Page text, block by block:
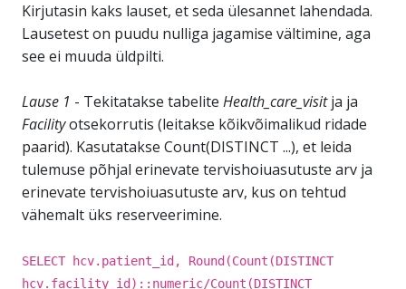
Kirjutasin kaks lauset, et seda ülesannet lahendada.
Lausetest on puudu nulliga jagamise vältimine, aga
see ei muuda üldpilti.
Lause 1 - Tekitatakse tabelite Health_care_visitja ja
Facilityotsekorrutis (leitakse kõikvõimalikud ridade
paarid). Kasutatakse Count(DISTINCT ...), et leida
tulemuse põhjal erinevate tervishoiuasutuste arv ja
erinevate tervishoiuasutuste arv, kus on tehtud
vähemalt üks reserveerimine.
SELECT hcv.patient_id, Round(Count(DISTINCT
hcv.facility_id)::numeric/Count(DISTINCT